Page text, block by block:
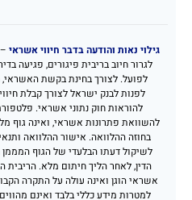
גילוי נאות והודעה בדבר חיווי אשראי
לגרור חיוב בריבית פיגורים, פגיעה
לפועל. לצורך בחינת בקשת
לפנות לבנק ישראל לצורך קבלת
להשוואת פתרונות אשראי, ואינה גוף
בחוזה ההלוואה. אישור ההלוואה
לשיקול דעתו הבלעדי של הגוף המממן
הדין, לאחר הליך חיתום מלא.
אשראי הוגן ואינה עולה על התקרה
למטרות מידע כללי בלבד ואינם